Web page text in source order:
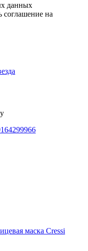
данных
на
маска Cressi